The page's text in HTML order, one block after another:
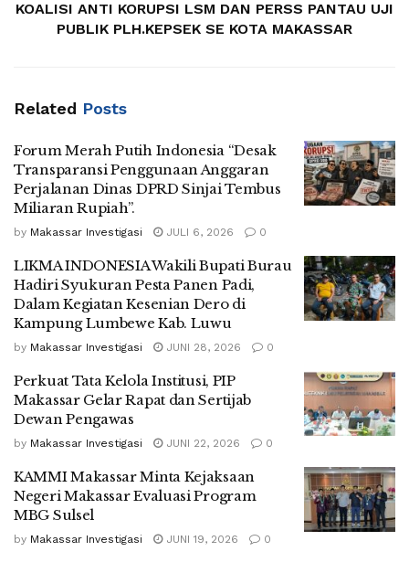
KOALISI ANTI KORUPSI LSM DAN PERSS PANTAU UJI
PUBLIK PLH.KEPSEK SE KOTA MAKASSAR
Related Posts
Forum Merah Putih Indonesia “Desak
Transparansi Penggunaan Anggaran
Perjalanan Dinas DPRD Sinjai Tembus
Miliaran Rupiah”.
by Makassar Investigasi JULI 6, 2026 0
LIKMA INDONESIA Wakili Bupati Burau
Hadiri Syukuran Pesta Panen Padi,
Dalam Kegiatan Kesenian Dero di
Kampung Lumbewe Kab. Luwu
by Makassar Investigasi JUNI 28, 2026 0
Perkuat Tata Kelola Institusi, PIP
Makassar Gelar Rapat dan Sertijab
Dewan Pengawas
by Makassar Investigasi JUNI 22, 2026 0
KAMMI Makassar Minta Kejaksaan
Negeri Makassar Evaluasi Program
MBG Sulsel
by Makassar Investigasi JUNI 19, 2026 0